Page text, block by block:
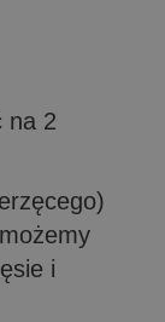
na 2
i